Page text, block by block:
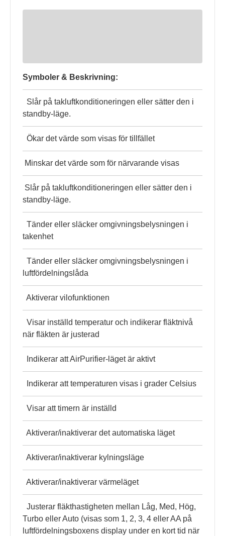
Symboler & Beskrivning:
Slår på takluftkonditioneringen eller sätter den i
standby-läge.
Ökar det värde som visas för tillfället
Minskar det värde som för närvarande visas
Slår på takluftkonditioneringen eller sätter den i
standby-läge.
Tänder eller släcker omgivningsbelysningen i
takenhet
Tänder eller släcker omgivningsbelysningen i
luftfördelningslåda
Aktiverar vilofunktionen
Visar inställd temperatur och indikerar fläktnivå
när fläkten är justerad
Indikerar att AirPurifier-läget är aktivt
Indikerar att temperaturen visas i grader Celsius
Visar att timern är inställd
Aktiverar/inaktiverar det automatiska läget
Aktiverar/inaktiverar kylningsläge
Aktiverar/inaktiverar värmeläget
Justerar fläkthastigheten mellan Låg, Med, Hög,
Turbo eller Auto (visas som 1, 2, 3, 4 eller AA på
luftfördelningsboxens display under en kort tid när